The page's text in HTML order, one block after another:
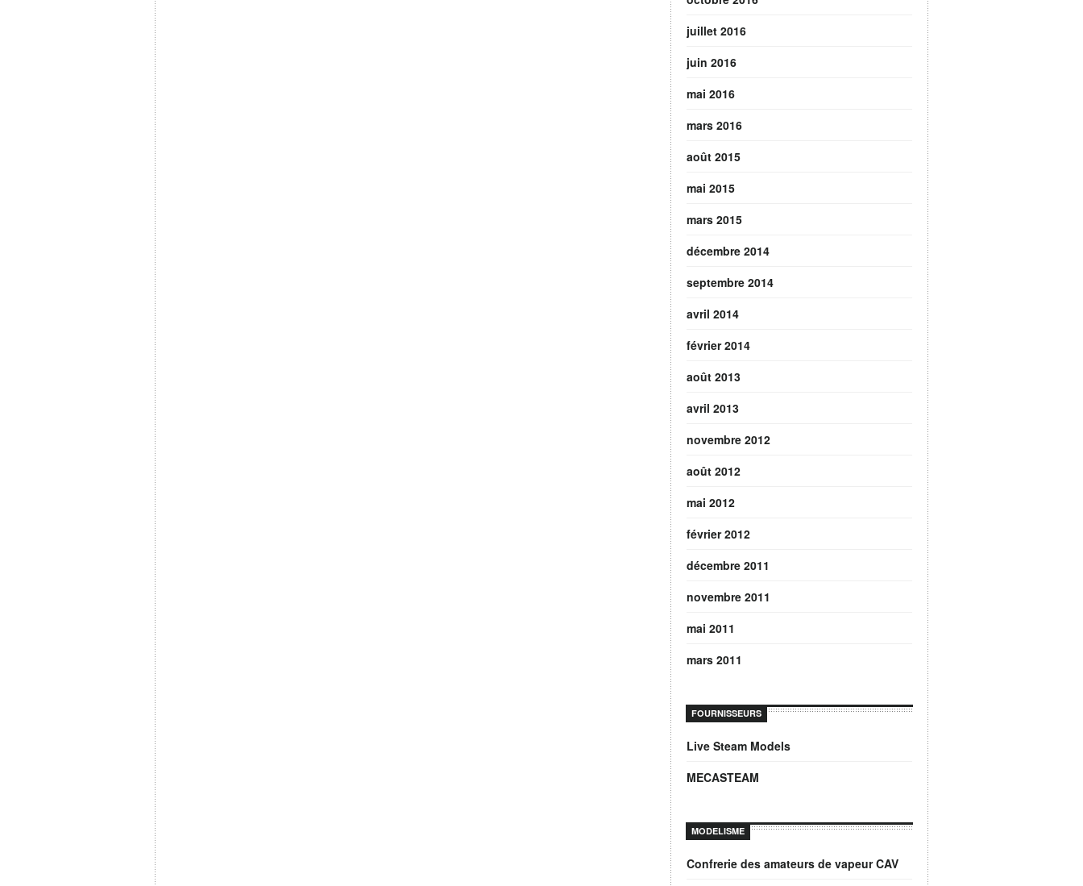
juillet 2016
juin 2016
mai 2016
mars 2016
août 2015
mai 2015
mars 2015
décembre 2014
septembre 2014
avril 2014
février 2014
août 2013
avril 2013
novembre 2012
août 2012
mai 2012
février 2012
décembre 2011
novembre 2011
mai 2011
mars 2011
FOURNISSEURS
Live Steam Models
MECASTEAM
MODELISME
Confrerie des amateurs de vapeur CAV